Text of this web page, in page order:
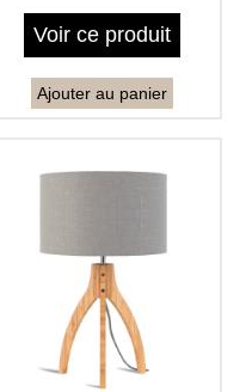
Voir ce produit
Ajouter au panier